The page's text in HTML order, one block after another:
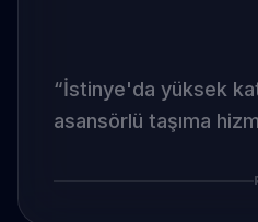
“İstinye'da yüksek
asansörlü taşıma